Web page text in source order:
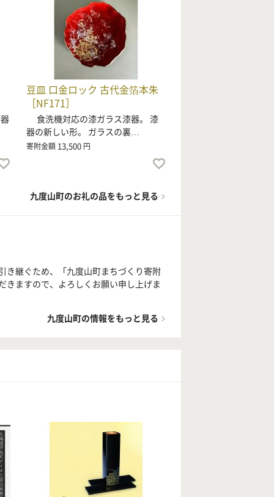
豆皿 口金ロック 古代金箔本朱
［NF171］
食洗機対応の漆ガラス漆器。 漆
器の新しい形。 ガラスの裏…
寄附金額 13,500 円
九度山町のお礼の品をもっと見る
き継ぐため、「九度山町まちづくり寄附
きますので、よろしくお願い申し上げま
九度山町の情報をもっと見る